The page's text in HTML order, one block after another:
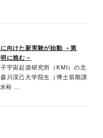
向けた新実験が始動 －第
に挑む－
宇宙起源研究所（KMI）の北
川滉己大学院生（博士前期課
水裕 …